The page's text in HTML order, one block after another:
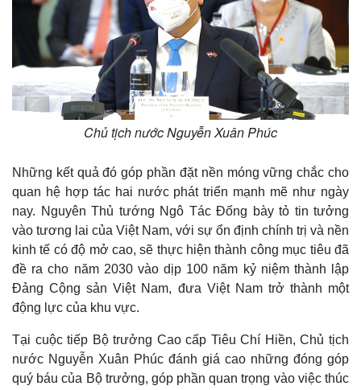
Chủ tịch nước Nguyễn Xuân Phúc
Những kết quả đó góp phần đặt nền móng vững chắc cho
quan hệ hợp tác hai nước phát triển mạnh mẽ như ngày
nay. Nguyên Thủ tướng Ngô Tác Đống bày tỏ tin tưởng
vào tương lai của Việt Nam, với sự ổn định chính trị và nền
kinh tế có độ mở cao, sẽ thực hiện thành công mục tiêu đã
đề ra cho năm 2030 vào dịp 100 năm kỷ niệm thành lập
Đảng Cộng sản Việt Nam, đưa Việt Nam trở thành một
động lực của khu vực.
Tại cuộc tiếp Bộ trưởng Cao cấp Tiêu Chí Hiền, Chủ tịch
nước Nguyễn Xuân Phúc đánh giá cao những đóng góp
quý báu của Bộ trưởng, góp phần quan trọng vào việc thúc